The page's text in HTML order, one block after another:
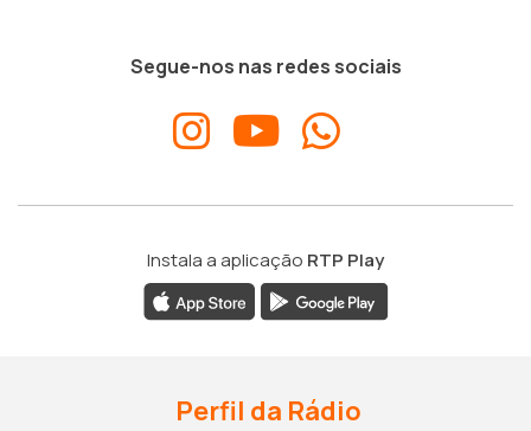
Segue-nos nas redes sociais
Instala a aplicação RTP Play
Perfil da Rádio